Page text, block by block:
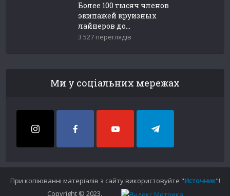
Более 100 тысяч членов
экипажей круизных
лайнеров до...
3 527 переглядів
Ми у соціальних мережах
При копіюванні матеріалів з сайту використовуйте "Источник"!
Copyright © 2023.